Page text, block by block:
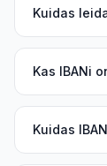
Kuidas
Kas IBANi
Kuidas